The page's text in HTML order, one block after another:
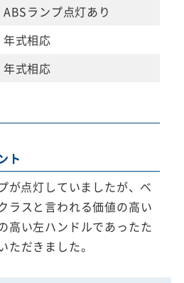
ABSランプ点灯あり
年式相応
年式相応
ト
が点灯していましたが、ベ
ラスと言われる価値の高い
高い左ハンドルであったた
ただきました。